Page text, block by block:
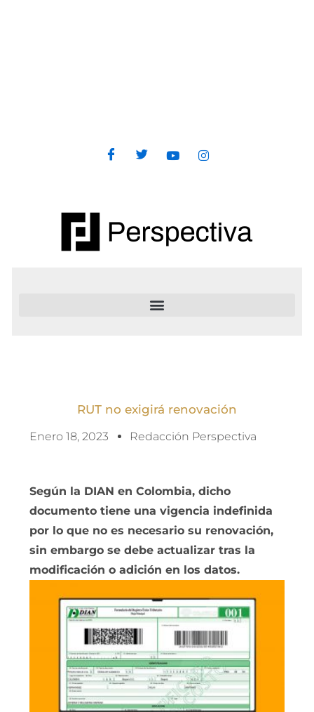
RUT no exigirá renovación
Enero 18, 2023 Redacción Perspectiva
Según la DIAN en Colombia, dicho
documento tiene una vigencia indefinida
por lo que no es necesario su renovación,
sin embargo se debe actualizar tras la
modificación o adición en los datos.